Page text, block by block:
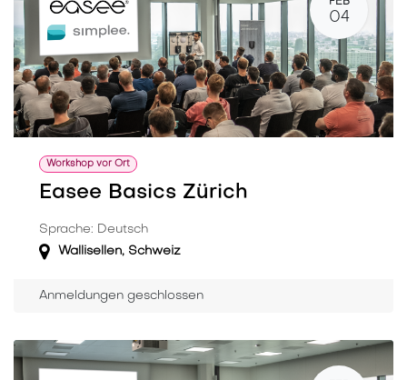
04
Workshop vor Ort
Easee Basics Zürich
Sprache: Deutsch
Wallisellen, Schweiz
Anmeldungen geschlossen